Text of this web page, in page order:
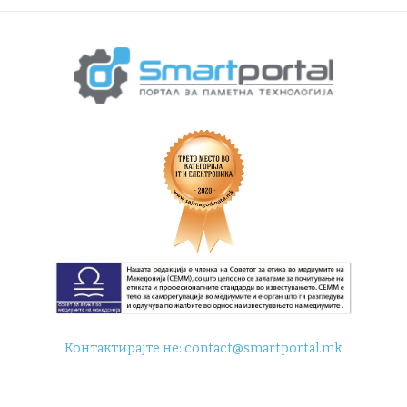
Контактирајте не:contact@smartportal.mk